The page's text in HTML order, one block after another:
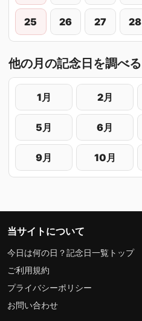
25 26 27 28
他の月の記念日を調べる
1月 2月
5月 6月
9月 10月
当サイトについて
今日は何の日？記念日一覧トップ
ご利用規約
プライバシーポリシー
お問い合わせ